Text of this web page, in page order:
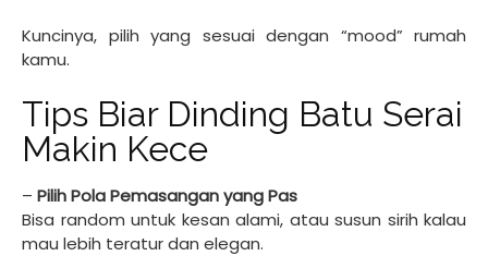
Kuncinya, pilih yang sesuai dengan “mood” rumah
kamu.
Tips Biar Dinding Batu Serai
Makin Kece
– Pilih Pola Pemasangan yang Pas
Bisa random untuk kesan alami, atau susun sirih kalau
mau lebih teratur dan elegan.